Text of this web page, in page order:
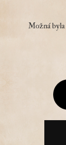
Možná byla